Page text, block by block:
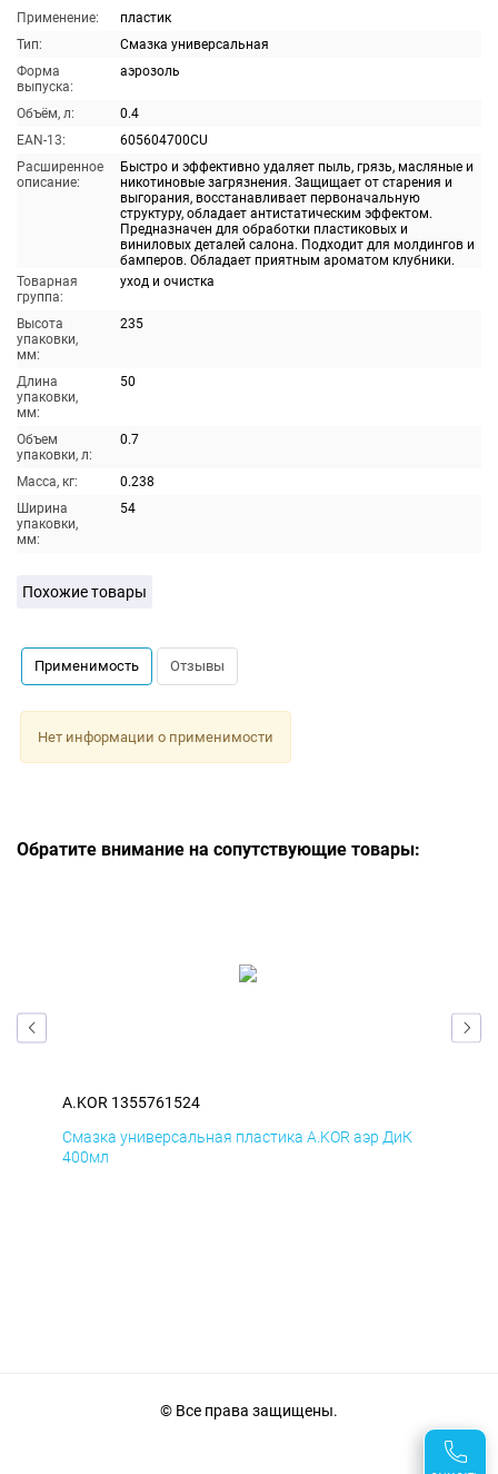
Применение:
пластик
Тип:
Смазка универсальная
Форма
выпуска:
аэрозоль
Объём, л:
0.4
EAN-13:
605604700CU
Расширенное
описание:
Быстро и эффективно удаляет пыль, грязь, масляные и
никотиновые загрязнения. Защищает от старения и
выгорания, восстанавливает первоначальную
структуру, обладает антистатическим эффектом.
Предназначен для обработки пластиковых и
виниловых деталей салона. Подходит для молдингов и
бамперов. Обладает приятным ароматом клубники.
Товарная
группа:
уход и очистка
Высота
упаковки,
мм:
235
Длина
упаковки,
мм:
50
Объем
упаковки, л:
0.7
Масса, кг:
0.238
Ширина
упаковки,
мм:
54
Похожие товары
Применимость Отзывы
Нет информации о применимости
Обратите внимание на сопутствующие товары:
A.KOR 1355761524
Смазка универсальная пластика A.KOR аэр ДиК
400мл
© Все права защищены.